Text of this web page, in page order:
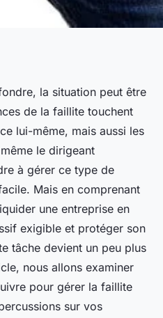
la faillite
et ses
de lecture
la situation peut être
de la faillite touchent
lui-même, mais aussi les
le dirigeant
à gérer ce type de
Mais en comprenant
une entreprise en
exigible et protéger son
tâche devient un peu plus
nous allons examiner
pour gérer la faillite
sur vos